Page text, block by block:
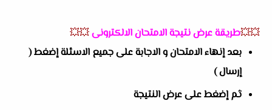
💥💥طريقة عرض نتيجة الامتحان الالكترونى💥💥
بعد إنهاء الامتحان و الاجابة على جميع الاسئلة إضغط (
إرسال )
ثم إضغط على عرض النتيجة